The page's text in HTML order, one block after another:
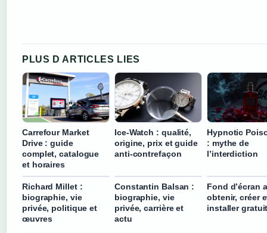
PLUS D ARTICLES LIES
Carrefour Market
Drive : guide
complet, catalogue
et horaires
Ice-Watch : qualité,
origine, prix et guide
anti-contrefaçon
Hypnotic
: mythe de
l’interdiction
Richard Millet :
biographie, vie
privée, politique et
œuvres
Constantin Balsan :
biographie, vie
privée, carrière et
actu
Fond d’écran
obtenir, créer
installer